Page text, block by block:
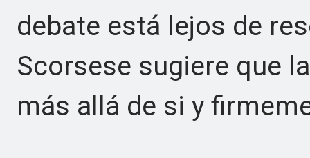
debate está lejos de
Scorsese sugiere que
más allá de si y